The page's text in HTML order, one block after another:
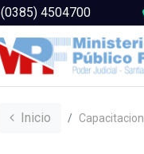
(0385) 4504700
Inicio Capacitacion